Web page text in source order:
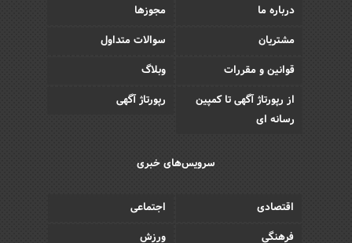
درباره ما
مجوزها
مشتریان
سوالات متداول
قوانین و مقررات
وبلاگ
از رپورتاژ آگهی تا کمپین
رسانه ای
رپورتاژ آگهی
سرویس‌های خبری
اقتصادی
اجتماعی
فرهنگی
ورزش